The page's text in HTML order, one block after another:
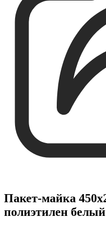
Пакет-майка
полиэтилен белый